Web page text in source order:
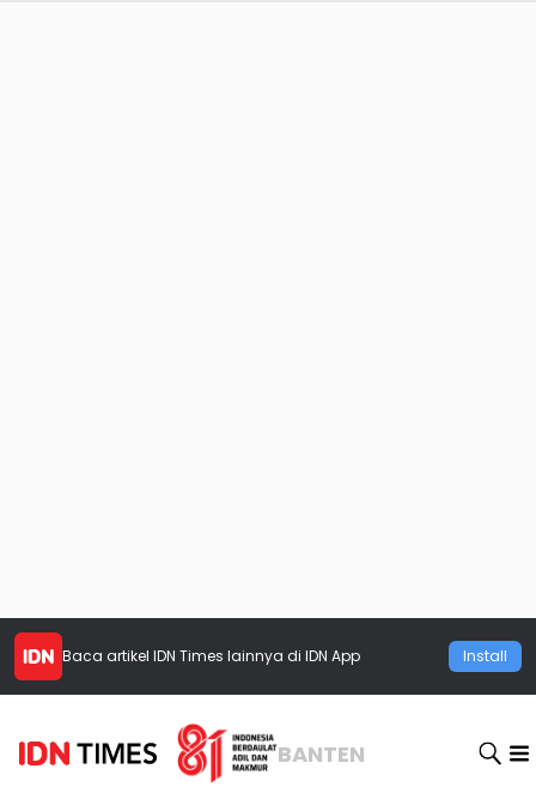
Baca artikel IDN Times lainnya di IDN App Install
BANTEN